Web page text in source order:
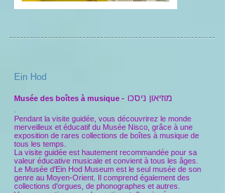
Ein Hod
Musée des boîtes à musique - מוזיאון ניסכו
Pendant la visite guidée, vous découvrirez le monde
merveilleux et éducatif du Musée Nisco, grâce à une
exposition de rares collections de boîtes à musique de
tous les temps.
La visite guidée est hautement recommandée pour sa
valeur éducative musicale et convient à tous les âges.
Le Musée d'Ein Hod Museum est le seul musée de son
genre au Moyen-Orient. Il comprend également des
collections d'orgues, de phonographes et autres.